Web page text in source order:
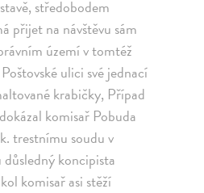
středobodem
přijet na návštěvu sám
území v tomtéž
ulici své jednací
krabičky, Případ
komisař Pobuda
trestnímu soudu v
koncipista
komisař asi stěží